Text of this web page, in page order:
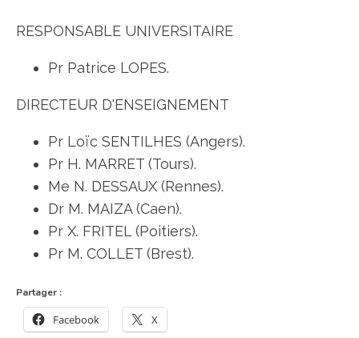
RESPONSABLE UNIVERSITAIRE
Pr Patrice LOPES.
DIRECTEUR D'ENSEIGNEMENT
Pr Loïc SENTILHES (Angers).
Pr H. MARRET (Tours).
Me N. DESSAUX (Rennes).
Dr M. MAIZA (Caen).
Pr X. FRITEL (Poitiers).
Pr M. COLLET (Brest).
Partager :
Facebook X